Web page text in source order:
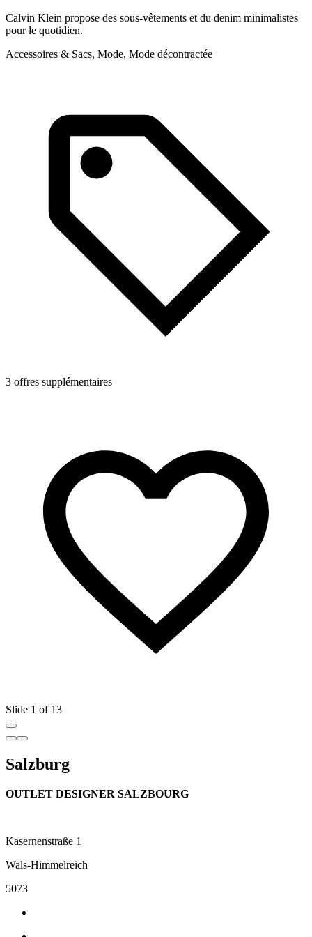
Calvin Klein propose des sous-vêtements et du denim minimalistes
pour le quotidien.
Accessoires & Sacs, Mode, Mode décontractée
3 offres supplémentaires
Slide 1 of 13
Salzburg
OUTLET DESIGNER SALZBOURG
Kasernenstraße 1
Wals-Himmelreich
5073